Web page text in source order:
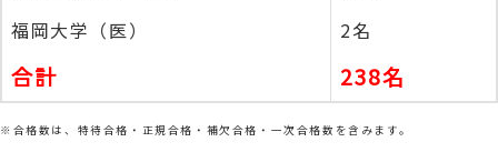
福岡大学（医）
2名
合計 238名
※合格数は、特待合格・正規合格・補欠合格・一次合格数を含みます。